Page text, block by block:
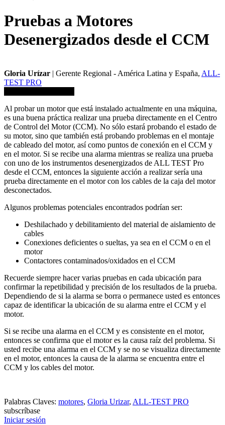
Pruebas a Motores
Desenergizados desde el CCM
Gloria Urízar | Gerente Regional - América Latina y España, ALL-
TEST PRO
Al probar un motor que está instalado actualmente en una máquina,
es una buena práctica realizar una prueba directamente en el Centro
de Control del Motor (CCM). No sólo estará probando el estado de
su motor, sino que también está probando problemas en el montaje
de cableado del motor, así como puntos de conexión en el CCM y
en el motor. Si se recibe una alarma mientras se realiza una prueba
con uno de los instrumentos desenergizados de ALL TEST Pro
desde el CCM, entonces la siguiente acción a realizar sería una
prueba directamente en el motor con los cables de la caja del motor
desconectados.
Algunos problemas potenciales encontrados podrían ser:
Deshilachado y debilitamiento del material de aislamiento de
cables
Conexiones deficientes o sueltas, ya sea en el CCM o en el
motor
Contactores contaminados/oxidados en el CCM
Recuerde siempre hacer varias pruebas en cada ubicación para
confirmar la repetibilidad y precisión de los resultados de la prueba.
Dependiendo de si la alarma se borra o permanece usted es entonces
capaz de identificar la ubicación de su alarma entre el CCM y el
motor.
Si se recibe una alarma en el CCM y es consistente en el motor,
entonces se confirma que el motor es la causa raíz del problema. Si
usted recibe una alarma en el CCM y se no se visualiza directamente
en el motor, entonces la causa de la alarma se encuentra entre el
CCM y los cables del motor.
Palabras Claves: motores, Gloria Urizar, ALL-TEST PRO
subscríbase
Iniciar sesión